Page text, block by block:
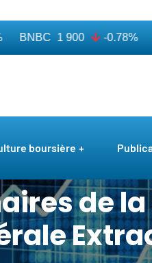
BNBC 1 900 -0.78%
boursière
de la